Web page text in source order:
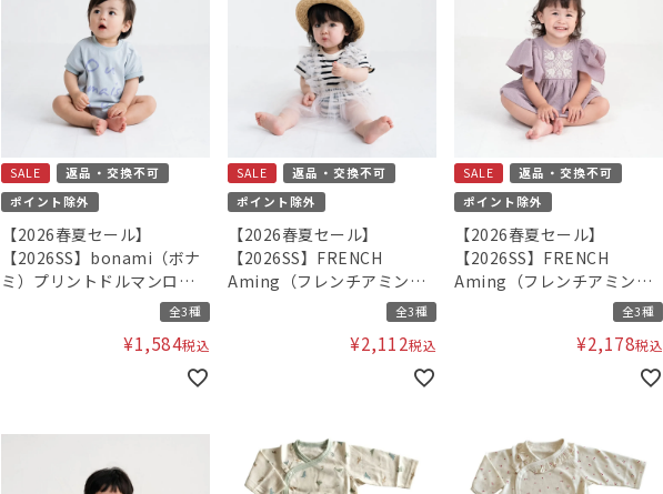
SALE
返品・交換不可
ポイント除外
【2026春夏セール】
【2026SS】bonami（ボナ
ミ）プリントドルマンロン
全3種
¥1,584税込
SALE
返品・交換不可
ポイント除外
【2026春夏セール】
【2026SS】FRENCH
Aming（フレンチアミン
グ）チュールビスチェドッ
全3種
¥2,112税込
SALE
返品・交換不可
ポイント除外
【2026春夏セール】
【2026SS】FRENCH
Aming（フレンチアミン
全3種
¥2,178税込